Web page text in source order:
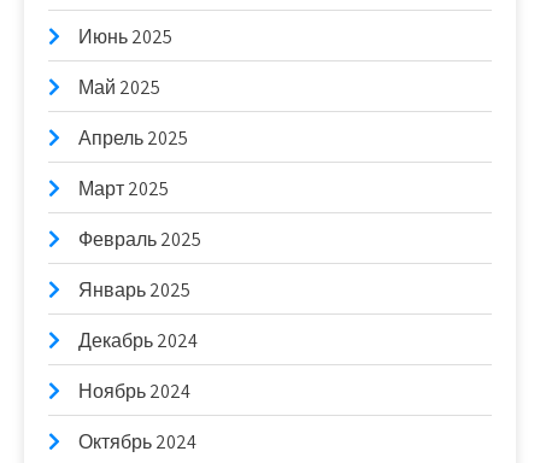
Июнь 2025
Май 2025
Апрель 2025
Март 2025
Февраль 2025
Январь 2025
Декабрь 2024
Ноябрь 2024
Октябрь 2024